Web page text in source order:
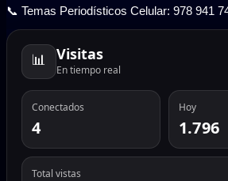
📞 Temas Periodísticos Celular: 978 941
📊 Visitas
En tiempo real
Conectados
4
Hoy
1.796
Total vistas